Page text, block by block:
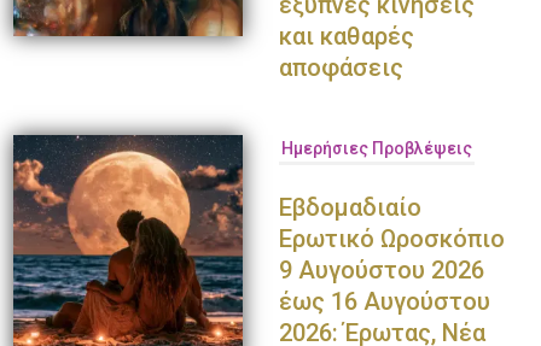
και καθαρές
αποφάσεις
Ημερήσιες Προβλέψεις
Εβδομαδιαίο
Ερωτικό Ωροσκόπιο
9 Αυγούστου 2026
έως 16 Αυγούστου
2026: Έρωτας, Νέα